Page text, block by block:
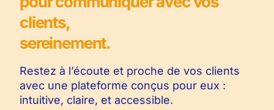
Ressources
clients,
sereinement.
Restez à l’écoute et proche de vos clients
avec une plateforme conçus pour eux :
intuitive, claire, et accessible.